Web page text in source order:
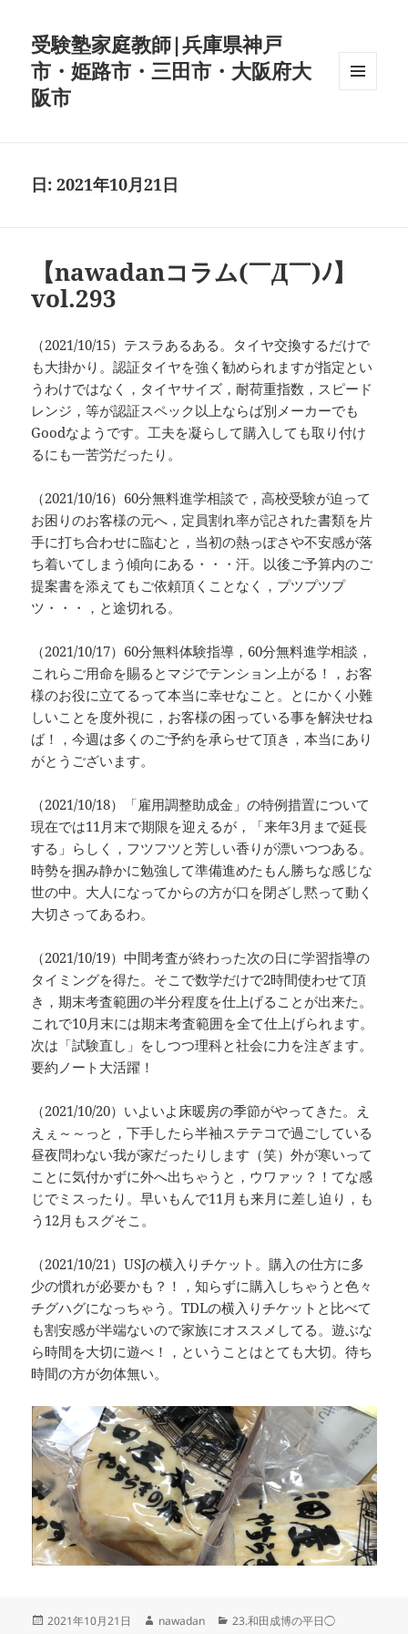
受験塾家庭教師|兵庫県神戸
市・姫路市・三田市・大阪府大
阪市
日:2021年10月21日
【nawadanコラム(￣Д￣)ﾉ】
vol.293
（2021/10/15）テスラあるある。タイヤ交換するだけで
も大掛かり。認証タイヤを強く勧められますが指定とい
うわけではなく，タイヤサイズ，耐荷重指数，スピード
レンジ，等が認証スペック以上ならば別メーカーでも
Goodなようです。工夫を凝らして購入しても取り付け
るにも一苦労だったり。
（2021/10/16）60分無料進学相談で，高校受験が迫って
お困りのお客様の元へ，定員割れ率が記された書類を片
手に打ち合わせに臨むと，当初の熱っぽさや不安感が落
ち着いてしまう傾向にある・・・汗。以後ご予算内のご
提案書を添えてもご依頼頂くことなく，プツプツプ
ツ・・・，と途切れる。
（2021/10/17）60分無料体験指導，60分無料進学相談，
これらご用命を賜るとマジでテンション上がる！，お客
様のお役に立てるって本当に幸せなこと。とにかく小難
しいことを度外視に，お客様の困っている事を解決せね
ば！，今週は多くのご予約を承らせて頂き，本当にあり
がとうございます。
（2021/10/18）「雇用調整助成金」の特例措置について
現在では11月末で期限を迎えるが，「来年3月まで延長
する」らしく，フツフツと芳しい香りが漂いつつある。
時勢を掴み静かに勉強して準備進めたもん勝ちな感じな
世の中。大人になってからの方が口を閉ざし黙って動く
大切さってあるわ。
（2021/10/19）中間考査が終わった次の日に学習指導の
タイミングを得た。そこで数学だけで2時間使わせて頂
き，期末考査範囲の半分程度を仕上げることが出来た。
これで10月末には期末考査範囲を全て仕上げられます。
次は「試験直し」をしつつ理科と社会に力を注ぎます。
要約ノート大活躍！
（2021/10/20）いよいよ床暖房の季節がやってきた。え
えぇ～～っと，下手したら半袖ステテコで過ごしている
昼夜問わない我が家だったりします（笑）外が寒いって
ことに気付かずに外へ出ちゃうと，ウワァッ？！てな感
じでミスったり。早いもんで11月も来月に差し迫り，も
う12月もスグそこ。
（2021/10/21）USJの横入りチケット。購入の仕方に多
少の慣れが必要かも？！，知らずに購入しちゃうと色々
チグハグになっちゃう。TDLの横入りチケットと比べて
も割安感が半端ないので家族にオススメしてる。遊ぶな
ら時間を大切に遊べ！，ということはとても大切。待ち
時間の方が勿体無い。
投
2021年10月21日
作
nawadan
カ
23.和田成博の平日◯